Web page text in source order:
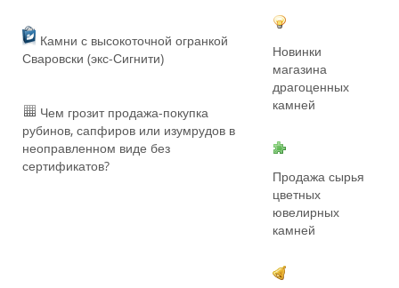
Камни с высокоточной огранкой
Сваровски (экс-Сигнити)
Чем грозит продажа-покупка
рубинов, сапфиров или изумрудов в
неоправленном виде без
сертификатов?
Новинки
магазина
драгоценных
камней
Продажа сырья
цветных
ювелирных
камней